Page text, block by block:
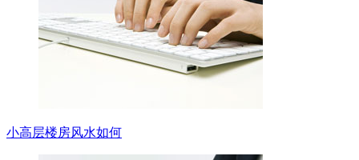
小高层楼房风水如何